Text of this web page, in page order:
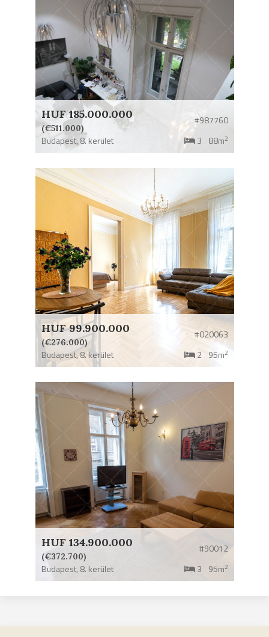
HUF 185.000.000
(€511.000)
#987760
Budapest, 8. kerület 3 88m2
HUF 99.900.000
(€276.000)
#020063
Budapest,8. kerület 2 95m2
HUF 134.900.000
(€372.700)
#90012
Budapest, 8. kerület 3 95m2